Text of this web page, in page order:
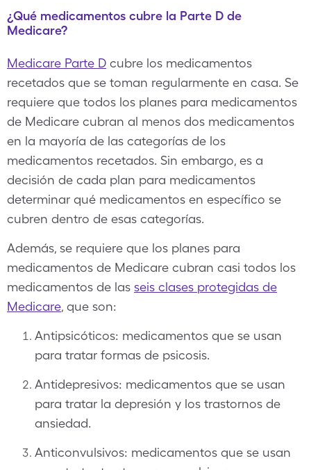
¿Qué medicamentos cubre la Parte D de
Medicare?
Medicare Parte D cubre los medicamentos
recetados que se toman regularmente en casa. Se
requiere que todos los planes para medicamentos
de Medicare cubran al menos dos medicamentos
en la mayoría de las categorías de los
medicamentos recetados. Sin embargo, es a
decisión de cada plan para medicamentos
determinar qué medicamentos en específico se
cubren dentro de esas categorías.
Además, se requiere que los planes para
medicamentos de Medicare cubran casi todos los
medicamentos de las seis clases protegidas de
Medicare, que son:
Antipsicóticos: medicamentos que se usan
para tratar formas de psicosis.
Antidepresivos: medicamentos que se usan
para tratar la depresión y los trastornos de
ansiedad.
Anticonvulsivos: medicamentos que se usan